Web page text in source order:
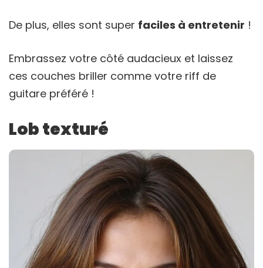
De plus, elles sont super faciles à entretenir !
Embrassez votre côté audacieux et laissez
ces couches briller comme votre riff de
guitare préféré !
Lob texturé